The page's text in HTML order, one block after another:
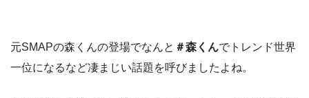
元SMAPの森くんの登場でなんと ＃森くんでトレンド世界
一位になるなど凄まじい話題を呼びましたよね。